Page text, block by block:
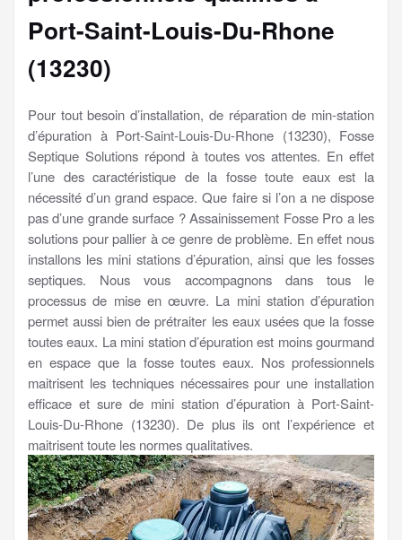
Port-Saint-Louis-Du-Rhone
(13230)
Pour tout besoin d’installation, de réparation de min-station
d’épuration à Port-Saint-Louis-Du-Rhone (13230), Fosse
Septique Solutions répond à toutes vos attentes. En effet
l’une des caractéristique de la fosse toute eaux est la
nécessité d’un grand espace. Que faire si l’on a ne dispose
pas d’une grande surface ? Assainissement Fosse Pro a les
solutions pour pallier à ce genre de problème. En effet nous
installons les mini stations d’épuration, ainsi que les fosses
septiques. Nous vous accompagnons dans tous le
processus de mise en œuvre. La mini station d’épuration
permet aussi bien de prétraiter les eaux usées que la fosse
toutes eaux. La mini station d’épuration est moins gourmand
en espace que la fosse toutes eaux. Nos professionnels
maitrisent les techniques nécessaires pour une installation
efficace et sure de mini station d’épuration à Port-Saint-
Louis-Du-Rhone (13230). De plus ils ont l’expérience et
maitrisent toute les normes qualitatives.